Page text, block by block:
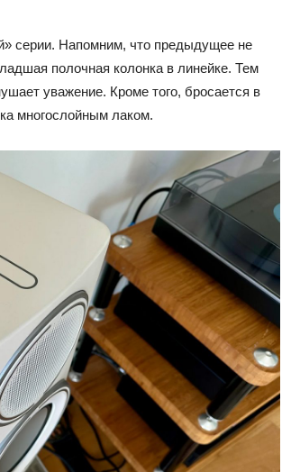
серии. Напомним, что предыдущее не
полочная колонка в линейке. Тем
уважение. Кроме того, бросается в
многослойным лаком.